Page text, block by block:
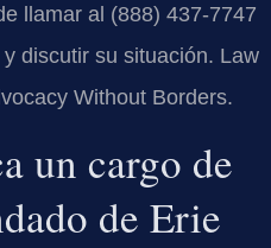
llamar al (888) 437-7747
discutir su situación. Law
Without Borders.
un cargo de
de Erie